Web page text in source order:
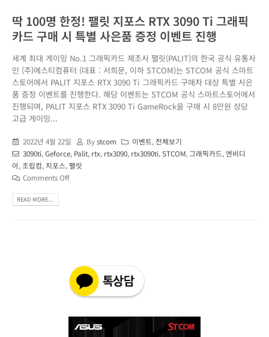
딱 100명 한정! 팰릿 지포스 RTX 3090 Ti 그래픽
카드 구매 시 특별 사은품 증정 이벤트 진행
세계 최대 게이밍 No.1 그래픽카드 제조사 팰릿(PALIT)의 한국 공식 유통사
인 (주)에스티컴퓨터 (대표 : 서희문, 이하 STCOM)는 STCOM 공식 스마트
스토어에서 PALIT 지포스 RTX 3090 Ti 그래픽카드 구매자 대상 특별 사은
품 증정 이벤트를 진행한다. 해당 이벤트는 STCOM 공식 스마트스토어에서
진행되며, PALIT 지포스 RTX 3090 Ti GameRock을 구매 시 8만원 상당
고급 게이밍...
2022년 4월 22일 Bystcom 이벤트, 전체보기
3090ti,Geforce, Palit, rtx, rtx3090, rtx3090ti,STCOM,그래픽카드,엔비디
아, 조립컴,지포스,팰릿
Comments Off
READ MORE...